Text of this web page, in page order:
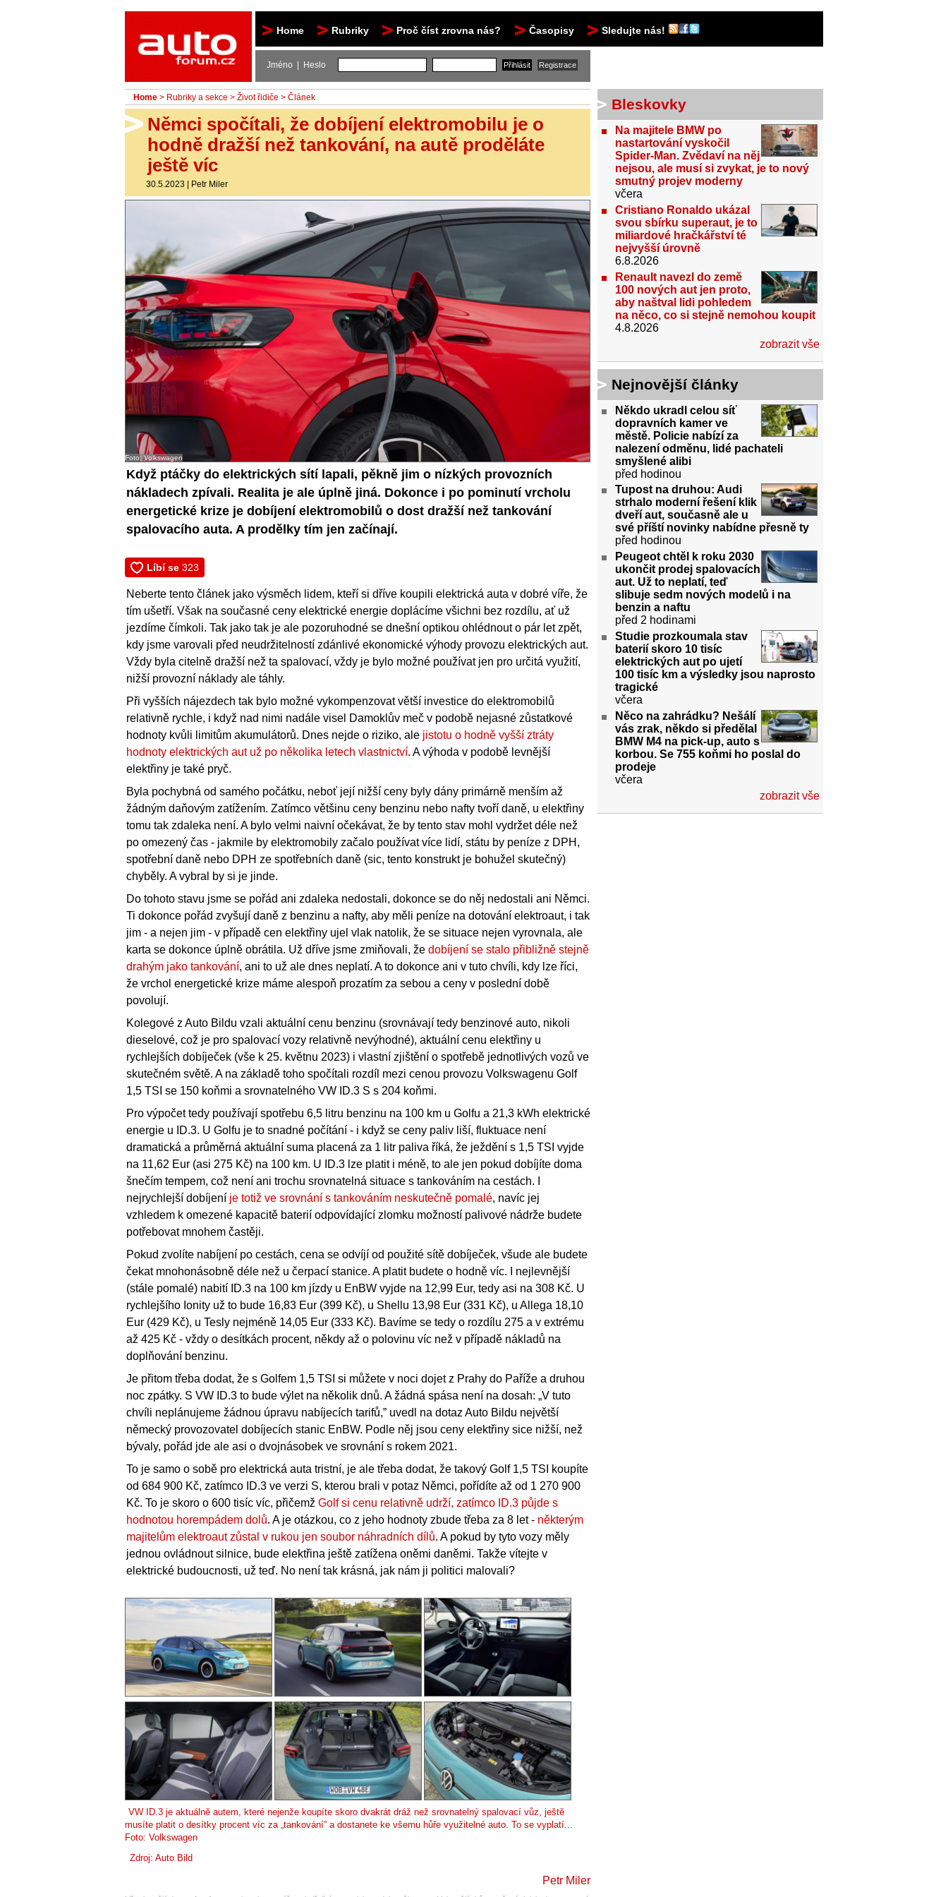
Home Rubriky Proč číst zrovna nás? Časopisy Sledujte nás!
Jméno | Heslo
Home > Rubriky a sekce > Život řidiče > Článek
Němci spočítali, že dobíjení elektromobilu je o
hodně dražší než tankování, na autě proděláte
ještě víc
30.5.2023 | Petr Miler
Foto: Volkswagen
Když ptáčky do elektrických sítí lapali, pěkně jim o nízkých provozních
nákladech zpívali. Realita je ale úplně jiná. Dokonce i po pominutí vrcholu
energetické krize je dobíjení elektromobilů o dost dražší než tankování
spalovacího auta. A prodělky tím jen začínají.
Neberte tento článek jako výsměch lidem, kteří si dříve koupili elektrická auta v dobré víře, že
tím ušetří. Však na současné ceny elektrické energie doplácíme všichni bez rozdílu, ať už
jezdíme čímkoli. Tak jako tak je ale pozoruhodné se dnešní optikou ohlédnout o pár let zpět,
kdy jsme varovali před neudržitelností zdánlivé ekonomické výhody provozu elektrických aut.
Vždy byla citelně dražší než ta spalovací, vždy je bylo možné používat jen pro určitá využití,
nižší provozní náklady ale táhly.
Při vyšších nájezdech tak bylo možné vykompenzovat větší investice do elektromobilů
relativně rychle, i když nad nimi nadále visel Damoklův meč v podobě nejasné zůstatkové
hodnoty kvůli limitům akumulátorů. Dnes nejde o riziko, ale jistotu o hodně vyšší ztráty
hodnoty elektrických aut už po několika letech vlastnictví. A výhoda v podobě levnější
elektřiny je také pryč.
Byla pochybná od samého počátku, neboť její nižší ceny byly dány primárně menším až
žádným daňovým zatížením. Zatímco většinu ceny benzinu nebo nafty tvoří daně, u elektřiny
tomu tak zdaleka není. A bylo velmi naivní očekávat, že by tento stav mohl vydržet déle než
po omezený čas - jakmile by elektromobily začalo používat více lidí, státu by peníze z DPH,
spotřební daně nebo DPH ze spotřebních daně (sic, tento konstrukt je bohužel skutečný)
chyběly. A vybral by si je jinde.
Do tohoto stavu jsme se pořád ani zdaleka nedostali, dokonce se do něj nedostali ani Němci.
Ti dokonce pořád zvyšují daně z benzinu a nafty, aby měli peníze na dotování elektroaut, i tak
jim - a nejen jim - v případě cen elektřiny ujel vlak natolik, že se situace nejen vyrovnala, ale
karta se dokonce úplně obrátila. Už dříve jsme zmiňovali, že dobíjení se stalo přibližně stejně
drahým jako tankování, ani to už ale dnes neplatí. A to dokonce ani v tuto chvíli, kdy lze říci,
že vrchol energetické krize máme alespoň prozatím za sebou a ceny v poslední době
povolují.
Kolegové z Auto Bildu vzali aktuální cenu benzinu (srovnávají tedy benzinové auto, nikoli
dieselové, což je pro spalovací vozy relativně nevýhodné), aktuální cenu elektřiny u
rychlejších dobíječek (vše k 25. květnu 2023) i vlastní zjištění o spotřebě jednotlivých vozů ve
skutečném světě. A na základě toho spočítali rozdíl mezi cenou provozu Volkswagenu Golf
1,5 TSI se 150 koňmi a srovnatelného VW ID.3 S s 204 koňmi.
Pro výpočet tedy používají spotřebu 6,5 litru benzinu na 100 km u Golfu a 21,3 kWh elektrické
energie u ID.3. U Golfu je to snadné počítání - i když se ceny paliv liší, fluktuace není
dramatická a průměrná aktuální suma placená za 1 litr paliva říká, že ježdění s 1,5 TSI vyjde
na 11,62 Eur (asi 275 Kč) na 100 km. U ID.3 lze platit i méně, to ale jen pokud dobíjíte doma
šnečím tempem, což není ani trochu srovnatelná situace s tankováním na cestách. I
nejrychlejší dobíjení je totiž ve srovnání s tankováním neskutečně pomalé, navíc jej
vzhledem k omezené kapacitě baterií odpovídající zlomku možností palivové nádrže budete
potřebovat mnohem častěji.
Pokud zvolíte nabíjení po cestách, cena se odvíjí od použité sítě dobíječek, všude ale budete
čekat mnohonásobně déle než u čerpací stanice. A platit budete o hodně víc. I nejlevnější
(stále pomalé) nabití ID.3 na 100 km jízdy u EnBW vyjde na 12,99 Eur, tedy asi na 308 Kč. U
rychlejšího Ionity už to bude 16,83 Eur (399 Kč), u Shellu 13,98 Eur (331 Kč), u Allega 18,10
Eur (429 Kč), u Tesly nejméně 14,05 Eur (333 Kč). Bavíme se tedy o rozdílu 275 a v extrému
až 425 Kč - vždy o desítkách procent, někdy až o polovinu víc než v případě nákladů na
doplňování benzinu.
Je přitom třeba dodat, že s Golfem 1,5 TSI si můžete v noci dojet z Prahy do Paříže a druhou
noc zpátky. S VW ID.3 to bude výlet na několik dnů. A žádná spása není na dosah: „V tuto
chvíli neplánujeme žádnou úpravu nabíjecích tarifů,” uvedl na dotaz Auto Bildu největší
německý provozovatel dobíjecích stanic EnBW. Podle něj jsou ceny elektřiny sice nižší, než
bývaly, pořád jde ale asi o dvojnásobek ve srovnání s rokem 2021.
To je samo o sobě pro elektrická auta tristní, je ale třeba dodat, že takový Golf 1,5 TSI koupíte
od 684 900 Kč, zatímco ID.3 ve verzi S, kterou brali v potaz Němci, pořídíte až od 1 270 900
Kč. To je skoro o 600 tisíc víc, přičemž Golf si cenu relativně udrží, zatímco ID.3 půjde s
hodnotou horempádem dolů. A je otázkou, co z jeho hodnoty zbude třeba za 8 let - některým
majitelům elektroaut zůstal v rukou jen soubor náhradních dílů. A pokud by tyto vozy měly
jednou ovládnout silnice, bude elektřina ještě zatížena oněmi daněmi. Takže vítejte v
elektrické budoucnosti, už teď. No není tak krásná, jak nám ji politici malovali?
VW ID.3 je aktuálně autem, které nejenže koupíte skoro dvakrát dráž než srovnatelný spalovací vůz, ještě
musíte platit o desítky procent víc za „tankování” a dostanete ke všemu hůře využitelné auto. To se vyplatí...
Foto: Volkswagen
Zdroj: Auto Bild
Petr Miler
Bleskovky
Na majitele BMW po
nastartování vyskočil
Spider-Man. Zvědaví na něj
nejsou, ale musí si zvykat, je to nový
smutný projev moderny
včera
Cristiano Ronaldo ukázal
svou sbírku superaut, je to
miliardové hračkářství té
nejvyšší úrovně
6.8.2026
Renault navezl do země
100 nových aut jen proto,
aby naštval lidi pohledem
na něco, co si stejně nemohou koupit
4.8.2026
zobrazit vše
Nejnovější články
Někdo ukradl celou síť
dopravních kamer ve
městě. Policie nabízí za
nalezení odměnu, lidé pachateli
smyšlené alibi
před hodinou
Tupost na druhou: Audi
strhalo moderní řešení klik
dveří aut, současně ale u
své příští novinky nabídne přesně ty
před hodinou
Peugeot chtěl k roku 2030
ukončit prodej spalovacích
aut. Už to neplatí, teď
slibuje sedm nových modelů i na
benzin a naftu
před 2 hodinami
Studie prozkoumala stav
baterií skoro 10 tisíc
elektrických aut po ujetí
100 tisíc km a výsledky jsou naprosto
tragické
včera
Něco na zahrádku? Nešálí
vás zrak, někdo si předělal
BMW M4 na pick-up, auto s
korbou. Se 755 koňmi ho poslal do
prodeje
včera
zobrazit vše